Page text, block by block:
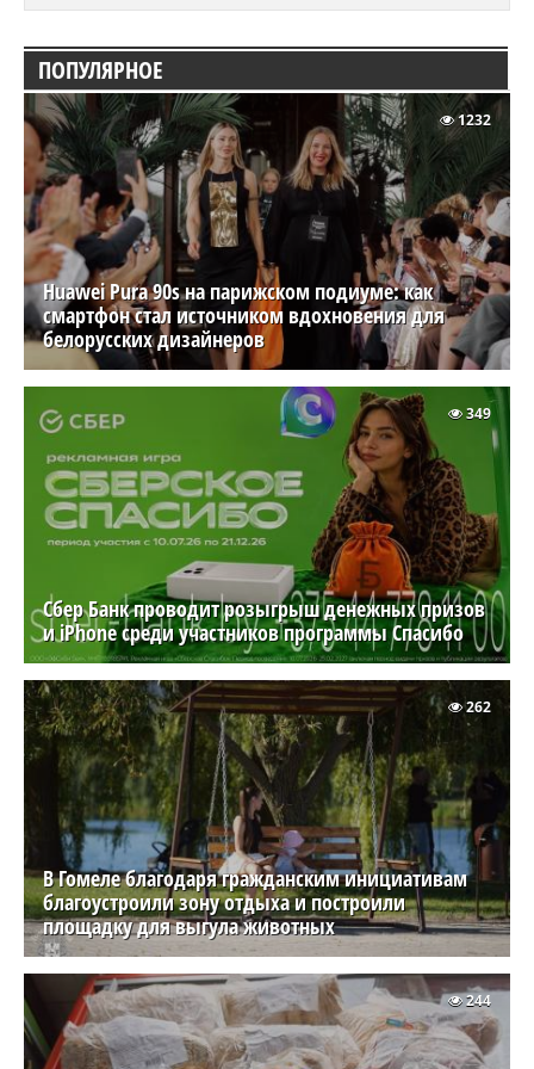
ПОПУЛЯРНОЕ
Huawei Pura 90s на парижском подиуме: как
смартфон стал источником вдохновения для
белорусских дизайнеров
1232
Сбер Банк проводит розыгрыш денежных призов
и iPhone среди участников программы Спасибо
349
В Гомеле благодаря гражданским инициативам
благоустроили зону отдыха и построили
площадку для выгула животных
262
244